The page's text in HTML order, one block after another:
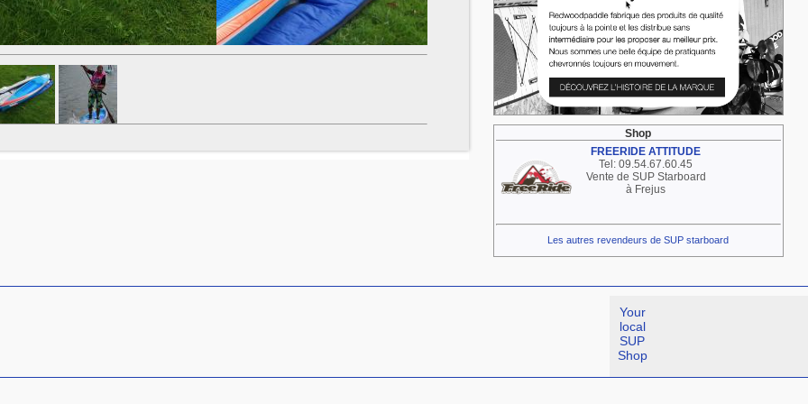
Shop
FREERIDE ATTITUDE
Tel: 09.54.67.60.45
Vente de SUP Starboard
à Frejus
Les autres revendeurs de SUP starboard
Your
local
SUP
Shop